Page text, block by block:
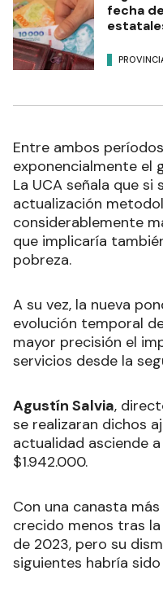
fecha
Entre ambos
exponencialmente el
La UCA señala que si
actualización
considerablemente
que implicaría
pobreza.
A su vez, la nueva
evolución temporal
mayor precisión el
servicios desde la
Agustín Salvia,
se realizaran dichos
actualidad asciende a
$1.942.000.
Con una canasta
crecido menos tras
de 2023, pero su
siguientes habría